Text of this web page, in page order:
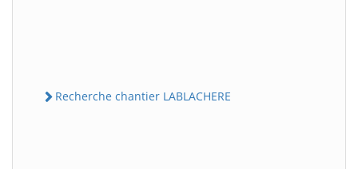
Recherche chantier LABLACHERE